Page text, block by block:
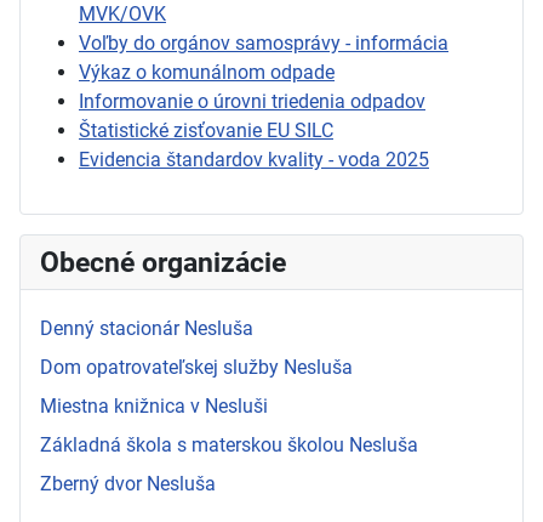
MVK/OVK
Voľby do orgánov samosprávy - informácia
Výkaz o komunálnom odpade
Informovanie o úrovni triedenia odpadov
Štatistické zisťovanie EU SILC
Evidencia štandardov kvality - voda 2025
Obecné organizácie
Denný stacionár Nesluša
Dom opatrovateľskej služby Nesluša
Miestna knižnica v Nesluši
Základná škola s materskou školou Nesluša
Zberný dvor Nesluša